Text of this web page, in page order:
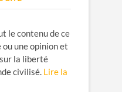
le contenu de ce
une opinion et
la liberté
civilisé. Lire la